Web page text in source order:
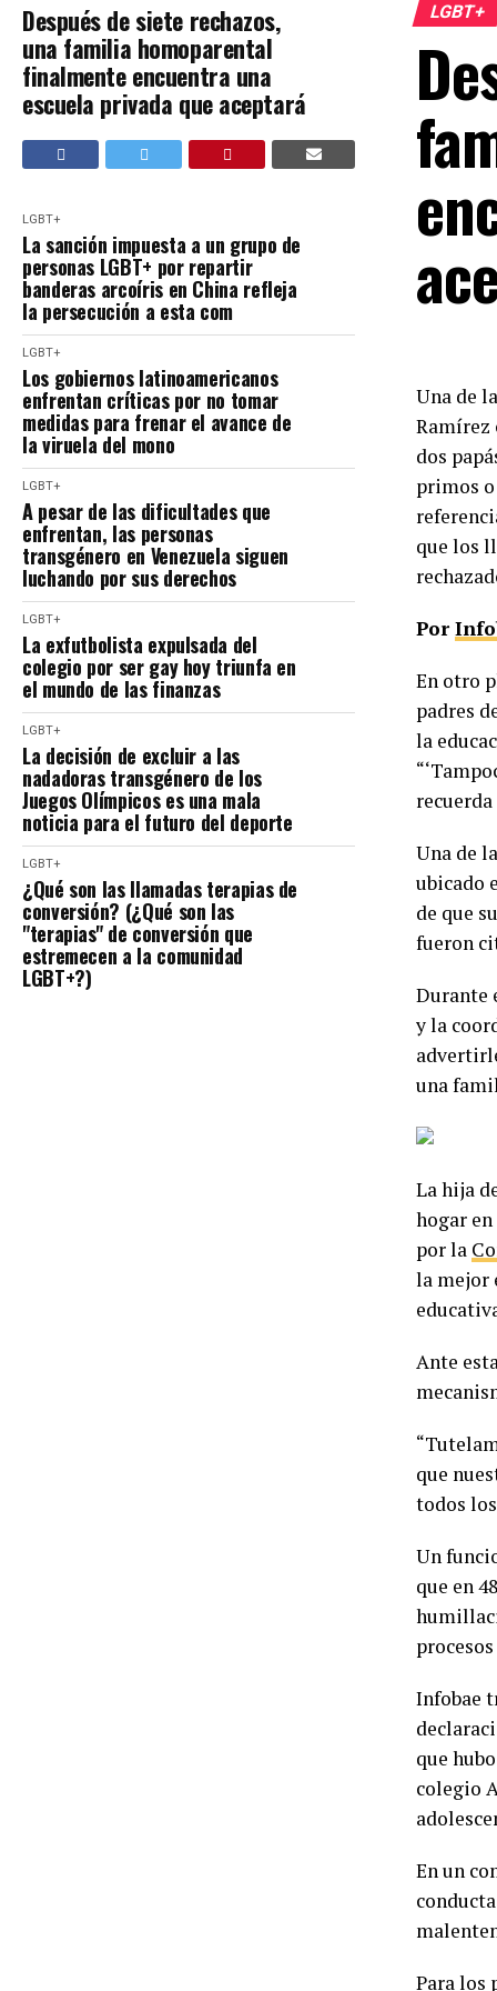
Después de siete rechazos,
una familia homoparental
finalmente encuentra una
escuela privada que aceptará
LGBT+
La sanción impuesta a un grupo de
personas LGBT+ por repartir
banderas arcoíris en China refleja
la persecución a esta com
LGBT+
Los gobiernos latinoamericanos
enfrentan críticas por no tomar
medidas para frenar el avance de
la viruela del mono
LGBT+
A pesar de las dificultades que
enfrentan, las personas
transgénero en Venezuela siguen
luchando por sus derechos
LGBT+
La exfutbolista expulsada del
colegio por ser gay hoy triunfa en
el mundo de las finanzas
LGBT+
La decisión de excluir a las
nadadoras transgénero de los
Juegos Olímpicos es una mala
noticia para el futuro del deporte
LGBT+
¿Qué son las llamadas terapias de
conversión? (¿Qué son las
"terapias" de conversión que
estremecen a la comunidad
LGBT+?)
LGBT+
Una de
Ramírez
dos
primos o
que los
Por
En otro
padres
la
Una de
ubicado
de que
fueron
Durante
y la
una
La hija
hogar
por la
la mejor
Ante
que
todos
Un
que en
Infobae
que
colegio
En un
Para los